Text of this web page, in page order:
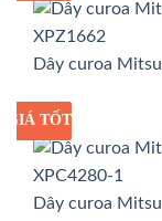
Dây curoa
GIÁ SỈ
GIÁ TỐT
Dây curoa